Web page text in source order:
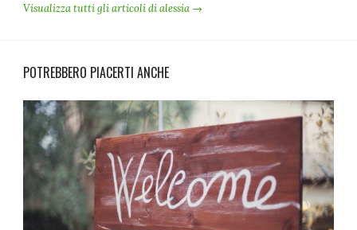
Visualizza tutti gli articoli di alessia →
POTREBBERO PIACERTI ANCHE